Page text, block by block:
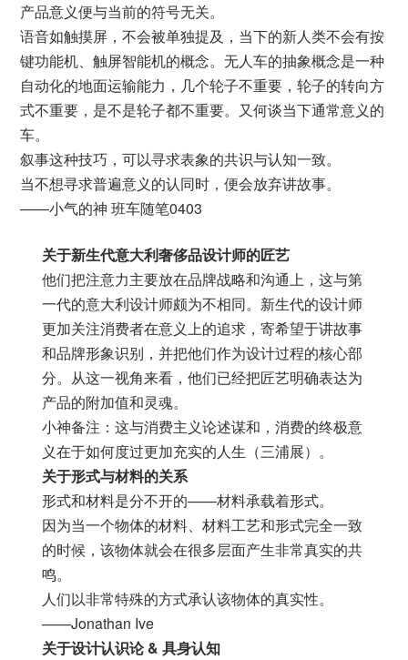
产品意义便与当前的符号无关。
语音如触摸屏，不会被单独提及，当下的新人类不会有按
键功能机、触屏智能机的概念。无人车的抽象概念是一种
自动化的地面运输能力，几个轮子不重要，轮子的转向方
式不重要，是不是轮子都不重要。又何谈当下通常意义的
车。
叙事这种技巧，可以寻求表象的共识与认知一致。
当不想寻求普遍意义的认同时，便会放弃讲故事。
——小气的神 班车随笔0403
关于新生代意大利奢侈品设计师的匠艺
他们把注意力主要放在品牌战略和沟通上，这与第
一代的意大利设计师颇为不相同。新生代的设计师
更加关注消费者在意义上的追求，寄希望于讲故事
和品牌形象识别，并把他们作为设计过程的核心部
分。从这一视角来看，他们已经把匠艺明确表达为
产品的附加值和灵魂。
小神备注：这与消费主义论述谋和，消费的终极意
义在于如何度过更加充实的人生（三浦展）。
关于形式与材料的关系
形式和材料是分不开的——材料承载着形式。
因为当一个物体的材料、材料工艺和形式完全一致
的时候，该物体就会在很多层面产生非常真实的共
鸣。
人们以非常特殊的方式承认该物体的真实性。
——Jonathan Ive
关于设计认识论 & 具身认知